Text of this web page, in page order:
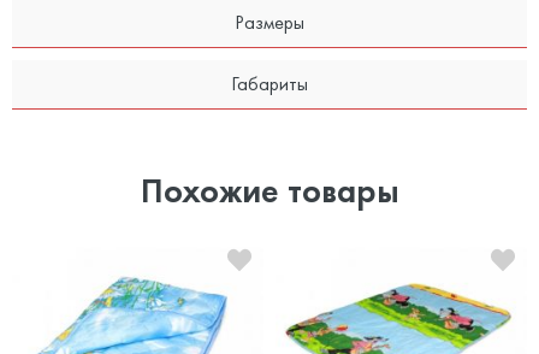
Размеры
Габариты
Похожие товары